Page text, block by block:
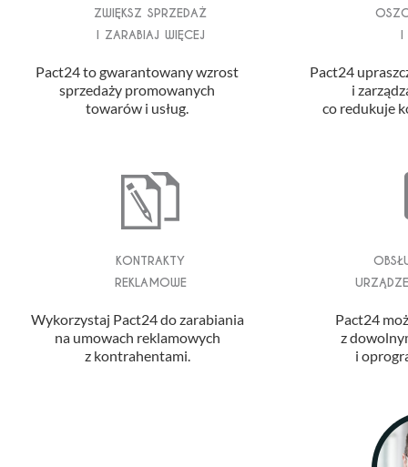
zwiększ sprzedaż
i zarabiaj więcej
Pact24 to gwarantowany wzrost
sprzedaży promowanych
towarów i usług.
i
Pact24
i
co redukuje
kontrakty
reklamowe
Wykorzystaj Pact24 do zarabiania
na umowach reklamowych
z kontrahentami.
Pact24
z
i